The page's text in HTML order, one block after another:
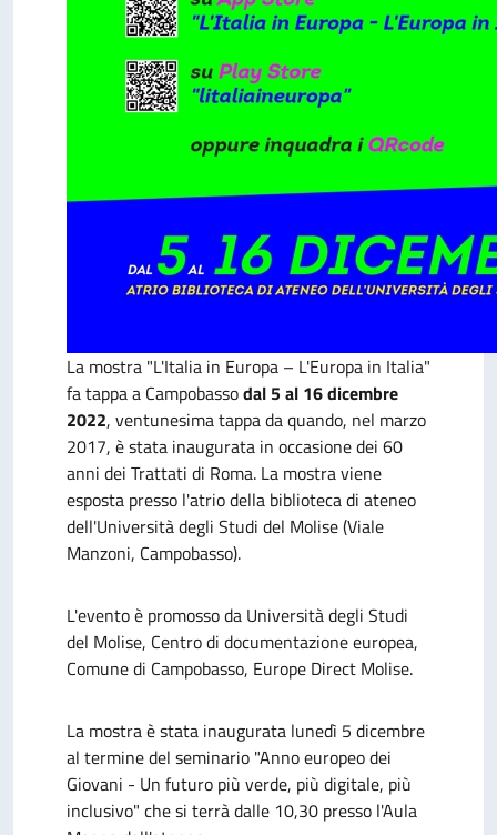
La mostra "L'Italia in Europa – L'Europa in Italia"
fa tappa a Campobassodal 5 al 16 dicembre
2022, ventunesimatappada quando, nel marzo
2017, è stata inaugurata in occasione dei 60
anni dei Trattati di Roma. La mostra viene
esposta presso l'atrio della biblioteca di ateneo
dell'Università degli Studi del Molise (Viale
Manzoni, Campobasso).
L'evento è promosso da Università degli Studi
del Molise, Centro di documentazione europea,
Comune di Campobasso, Europe Direct Molise.
La mostra è stata inaugurata lunedì 5 dicembre
al termine del seminario "Anno europeo dei
Giovani - Un futuro più verde, più digitale, più
inclusivo" che si terrà dalle 10,30 presso l'Aula